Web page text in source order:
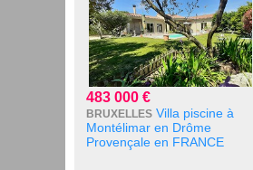
483 000 €
BRUXELLES Villa piscine à
Montélimar en Drôme
Provençale en FRANCE